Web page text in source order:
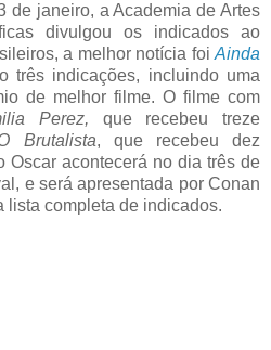
de janeiro, a Academia de Artes
divulgou os indicados ao
a melhor notícia foiAinda
três indicações, incluindo uma
de melhor filme. O filme com
Perez, que recebeu treze
Brutalista, que recebeu dez
Oscar acontecerá no dia três de
e será apresentada por Conan
lista completa de indicados.